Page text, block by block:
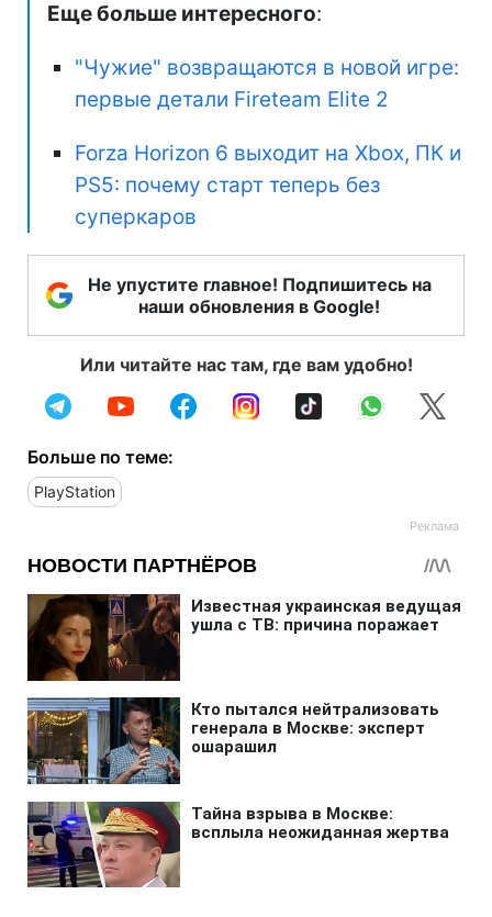
Еще больше интересного:
"Чужие" возвращаются в новой игре:
первые детали Fireteam Elite 2
Forza Horizon 6 выходит на Xbox, ПК и
PS5: почему старт теперь без
суперкаров
Не упустите главное! Подпишитесь на
наши обновления в Google!
Или читайте нас там, где вам удобно!
Больше по теме:
PlayStation